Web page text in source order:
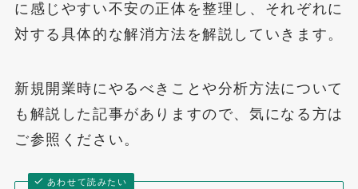
に感じやすい不安の正体を整理し、それぞれに
対する具体的な解消方法を解説していきます。
新規開業時にやるべきことや分析方法について
も解説した記事がありますので、気になる方は
ご参照ください。
あわせて読みたい